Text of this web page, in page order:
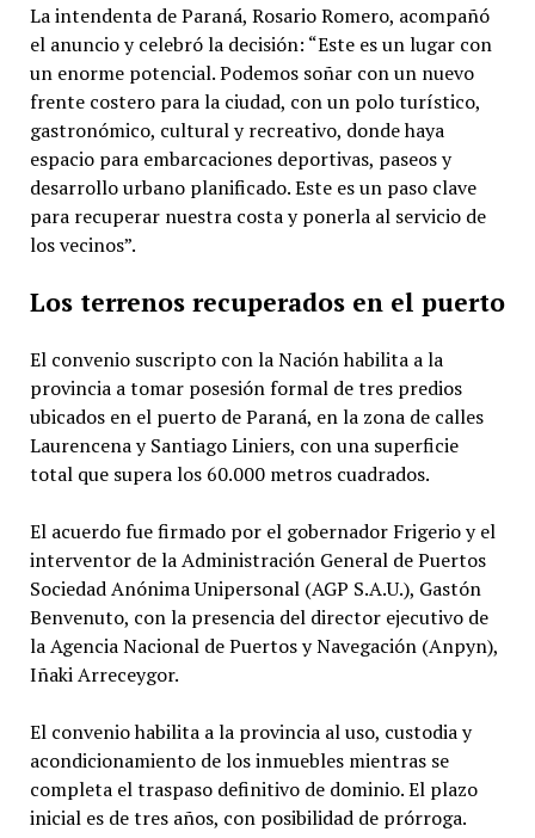
La intendenta de Paraná, Rosario Romero, acompañó
el anuncio y celebró la decisión: “Este es un lugar con
un enorme potencial. Podemos soñar con un nuevo
frente costero para la ciudad, con un polo turístico,
gastronómico, cultural y recreativo, donde haya
espacio para embarcaciones deportivas, paseos y
desarrollo urbano planificado. Este es un paso clave
para recuperar nuestra costa y ponerla al servicio de
los vecinos”.
Los terrenos recuperados en el puerto
El convenio suscripto con la Nación habilita a la
provincia a tomar posesión formal de tres predios
ubicados en el puerto de Paraná, en la zona de calles
Laurencena y Santiago Liniers, con una superficie
total que supera los 60.000 metros cuadrados.
El acuerdo fue firmado por el gobernador Frigerio y el
interventor de la Administración General de Puertos
Sociedad Anónima Unipersonal (AGP S.A.U.), Gastón
Benvenuto, con la presencia del director ejecutivo de
la Agencia Nacional de Puertos y Navegación (Anpyn),
Iñaki Arreceygor.
El convenio habilita a la provincia al uso, custodia y
acondicionamiento de los inmuebles mientras se
completa el traspaso definitivo de dominio. El plazo
inicial es de tres años, con posibilidad de prórroga.